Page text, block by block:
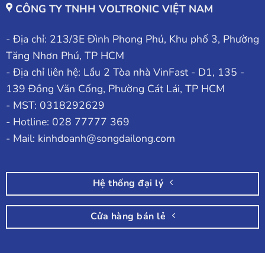
CÔNG TY TNHH VOLTRONIC VIỆT NAM
- Địa chỉ: 213/3E Đình Phong Phú, Khu phố 3, Phường
Tăng Nhơn Phú, TP HCM
- Địa chỉ liên hệ: Lầu 2 Tòa nhà VinFast - D1, 135 -
139 Đồng Văn Cống, Phường Cát Lái, TP HCM
- MST: 0318292629
- Hotline: 028 77777 369
- Mail: kinhdoanh@songdailong.com
Hệ thống đại lý
Cửa hàng bán lẻ